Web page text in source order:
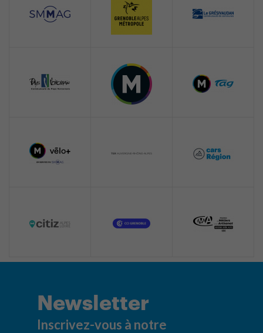
Newsletter
Inscrivez-vous à notre